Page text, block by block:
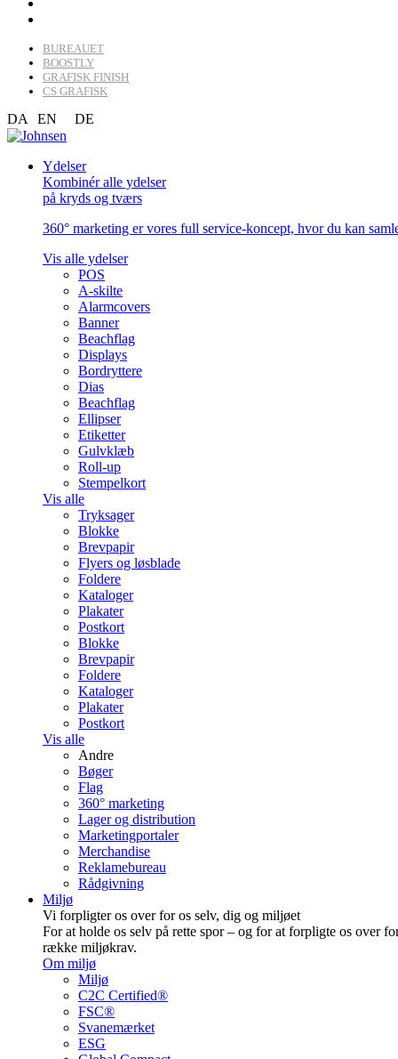
BUREAUET
BOOSTLY
GRAFISK FINISH
CS GRAFISK
DA EN DE
Ydelser
Kombinér alle ydelser
på kryds og tværs
360° marketing er vores full service-koncept, hvor du kan
Vis alle ydelser
POS
A-skilte
Alarmcovers
Banner
Beachflag
Displays
Bordryttere
Dias
Beachflag
Ellipser
Etiketter
Gulvklæb
Roll-up
Stempelkort
Vis alle
Tryksager
Blokke
Brevpapir
Flyers og løsblade
Foldere
Kataloger
Plakater
Postkort
Blokke
Brevpapir
Foldere
Kataloger
Plakater
Postkort
Vis alle
Andre
Bøger
Flag
360° marketing
Lager og distribution
Marketing­portaler
Merchandise
Reklamebureau
Rådgivning
Miljø
Vi forpligter os over for os selv, dig og miljøet
For at holde os selv på rette spor – og for at forpligte os over
række miljøkrav.
Om miljø
Miljø
C2C Certified®
FSC®
Svanemærket
ESG